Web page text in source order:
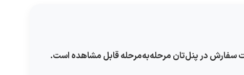
سفارش در پنل‌تان مرحله‌به‌مرحله قابل مشاهده است.